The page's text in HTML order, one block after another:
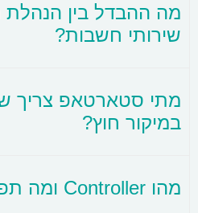
מה ההבדל בין הנהלת
שירותי חשבות?
מתי סטארטאפ צריך
במיקור חוץ?
מהו Controller ומה תפקידו בחברה?